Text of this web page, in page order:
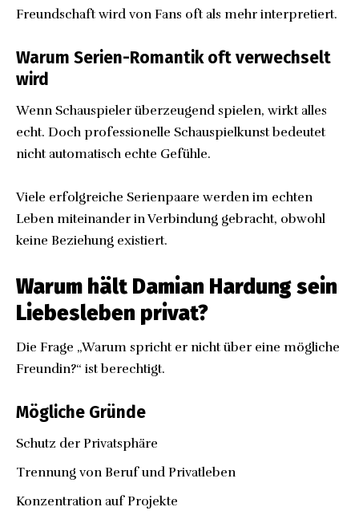
Freundschaft wird von Fans oft als mehr interpretiert.
Warum Serien-Romantik oft verwechselt
wird
Wenn Schauspieler überzeugend spielen, wirkt alles
echt. Doch professionelle Schauspielkunst bedeutet
nicht automatisch echte Gefühle.
Viele erfolgreiche Serienpaare werden im echten
Leben miteinander in Verbindung gebracht, obwohl
keine Beziehung existiert.
Warum hält Damian Hardung sein
Liebesleben privat?
Die Frage „Warum spricht er nicht über eine mögliche
Freundin?“ ist berechtigt.
Mögliche Gründe
Schutz der Privatsphäre
Trennung von Beruf und Privatleben
Konzentration auf Projekte